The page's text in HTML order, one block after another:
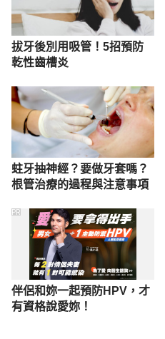
拔牙後別用吸管！5招預防
乾性齒槽炎
蛀牙抽神經？要做牙套嗎？
根管治療的過程與注意事項
伴侶和妳一起預防HPV，才
有資格說愛妳！
PR